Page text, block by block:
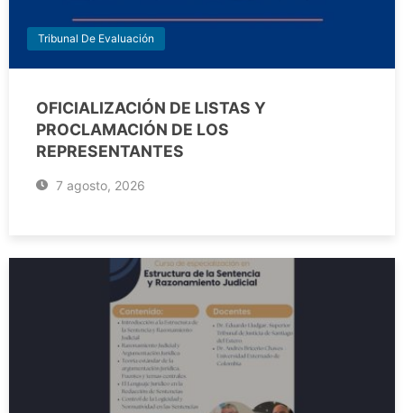
Tribunal De Evaluación
OFICIALIZACIÓN DE LISTAS Y
PROCLAMACIÓN DE LOS
REPRESENTANTES
7 agosto, 2026